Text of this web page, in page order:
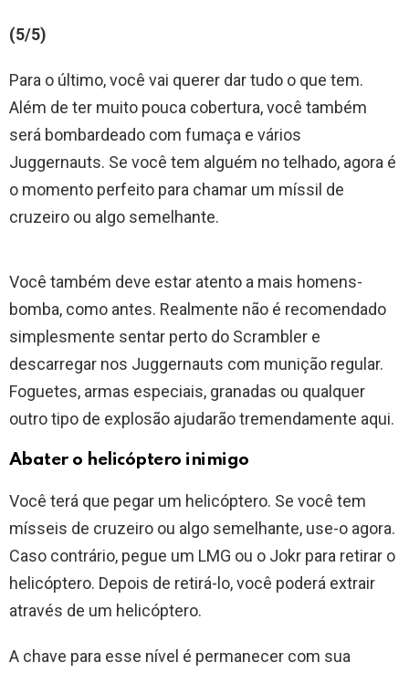
(5/5)
Para o último, você vai querer dar tudo o que tem.
Além de ter muito pouca cobertura, você também
será bombardeado com fumaça e vários
Juggernauts. Se você tem alguém no telhado, agora é
o momento perfeito para chamar um míssil de
cruzeiro ou algo semelhante.
Você também deve estar atento a mais homens-
bomba, como antes. Realmente não é recomendado
simplesmente sentar perto do Scrambler e
descarregar nos Juggernauts com munição regular.
Foguetes, armas especiais, granadas ou qualquer
outro tipo de explosão ajudarão tremendamente aqui.
Abater o helicóptero inimigo
Você terá que pegar um helicóptero. Se você tem
mísseis de cruzeiro ou algo semelhante, use-o agora.
Caso contrário, pegue um LMG ou o Jokr para retirar o
helicóptero. Depois de retirá-lo, você poderá extrair
através de um helicóptero.
A chave para esse nível é permanecer com sua